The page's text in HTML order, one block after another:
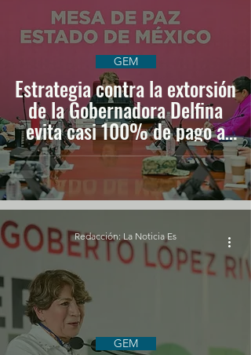
Estrategia contra la extorsión
de la Gobernadora Delfina
evita casi 100% de pago a
delincuentes
GEM
GEM
Redacción: La Noticia Es